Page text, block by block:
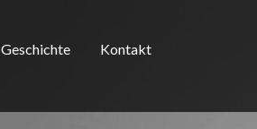
Geschichte Kontakt